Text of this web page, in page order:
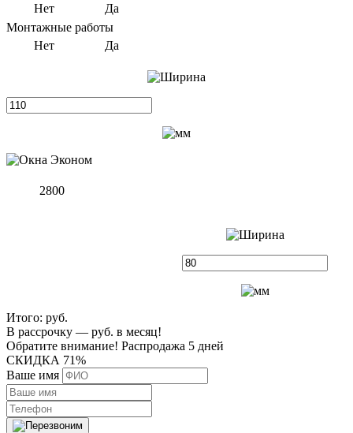
Нет
Да
Монтажные работы
Нет
Да
2800
Итого: руб.
В рассрочку — руб. в месяц!
Обратите внимание! Распродажа 5 дней
СКИДКА 71%
Ваше имя